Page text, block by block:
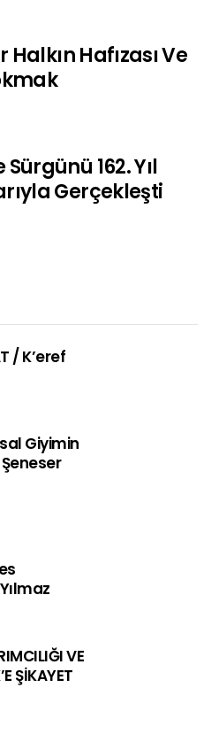
Hafızası Ve
Sürgünü 162. Yıl
Gerçekleşti
/ K’eref
Giyimin
VE
ŞİKAYET